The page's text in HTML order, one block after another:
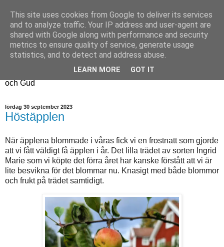
Fyren
Fyren finns för att sprida ljus i mörkret
För att påminna om guldkanterna i tillvaron
Här samsas jakt, hantverk, odling, och andra tankar om livet
och Gud
lördag 30 september 2023
Höstäpplen
När äpplena blommade i våras fick vi en frostnatt som gjorde
att vi fått väldigt få äpplen i år. Det lilla trädet av sorten Ingrid
Marie som vi köpte det förra året har kanske förstått att vi är
lite besvikna för det blommar nu. Knasigt med både blommor
och frukt på trädet samtidigt.
This site uses cookies from Google to deliver its services
and to analyze traffic. Your IP address and user-agent are
shared with Google along with performance and security
metrics to ensure quality of service, generate usage
statistics, and to detect and address abuse.
LEARN MORE GOT IT